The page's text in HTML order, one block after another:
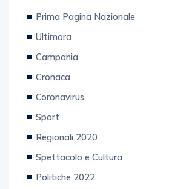
Prima Pagina Nazionale
Ultimora
Campania
Cronaca
Coronavirus
Sport
Regionali 2020
Spettacolo e Cultura
Politiche 2022